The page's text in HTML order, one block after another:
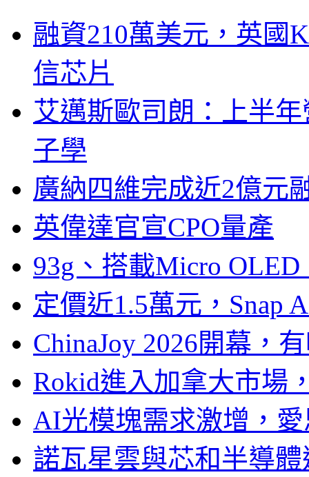
融資210萬美元，英國
信芯片
艾邁斯歐司朗：上半
子學
廣納四維完成近2億元
英偉達官宣CPO量產
93g、搭載Micro
定價近1.5萬元，Snap
ChinaJoy 2026開幕，
Rokid進入加拿大市場
AI光模塊需求激增，
諾瓦星雲與芯和半導